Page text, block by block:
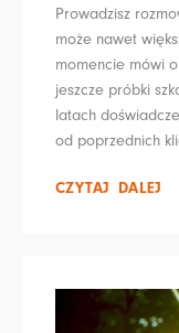
Prowadzisz
może nawet
momencie mówi
jeszcze próbki
latach
od poprzednich
CZYTAJ DALEJ